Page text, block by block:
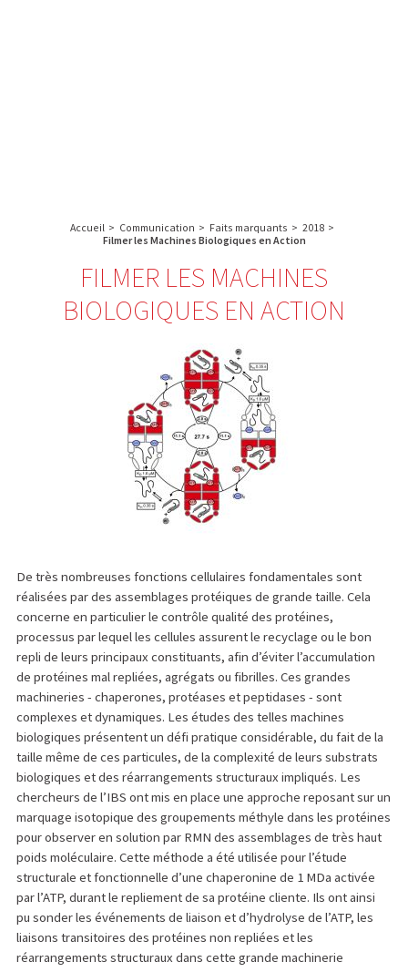
Accueil > Communication > Faits marquants > 2018 >
Filmer les Machines Biologiques en Action
FILMER LES MACHINES
BIOLOGIQUES EN ACTION
De très nombreuses fonctions cellulaires fondamentales sont
réalisées par des assemblages protéiques de grande taille. Cela
concerne en particulier le contrôle qualité des protéines,
processus par lequel les cellules assurent le recyclage ou le bon
repli de leurs principaux constituants, afin d’éviter l’accumulation
de protéines mal repliées, agrégats ou fibrilles. Ces grandes
machineries - chaperones, protéases et peptidases - sont
complexes et dynamiques. Les études des telles machines
biologiques présentent un défi pratique considérable, du fait de la
taille même de ces particules, de la complexité de leurs substrats
biologiques et des réarrangements structuraux impliqués. Les
chercheurs de l’IBS ont mis en place une approche reposant sur un
marquage isotopique des groupements méthyle dans les protéines
pour observer en solution par RMN des assemblages de très haut
poids moléculaire. Cette méthode a été utilisée pour l’étude
structurale et fonctionnelle d’une chaperonine de 1 MDa activée
par l’ATP, durant le repliement de sa protéine cliente. Ils ont ainsi
pu sonder les événements de liaison et d’hydrolyse de l’ATP, les
liaisons transitoires des protéines non repliées et les
réarrangements structuraux dans cette grande machinerie